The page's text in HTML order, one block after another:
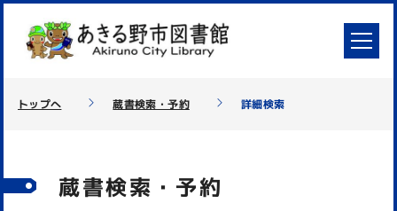
トップへ 蔵書検索・予約 詳細検索
蔵書検索・予約